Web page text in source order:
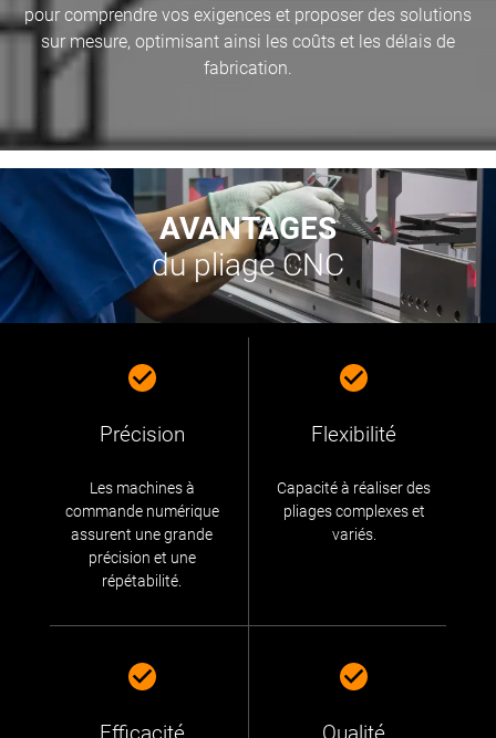
pour comprendre vos exigences et proposer des solutions
sur mesure, optimisant ainsi les coûts et les délais de
fabrication.
AVANTAGES
du pliage CNC
Précision
Les machines à
commande numérique
assurent une grande
précision et une
répétabilité.
Flexibilité
Capacité à réaliser des
pliages complexes et
variés.
Efficacité Qualité